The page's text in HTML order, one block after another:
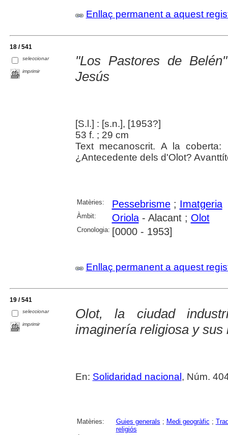
Enllaç permanent a aquest
18 / 541
seleccionar
imprimir
"Los Pastores de
Jesús
[S.l.] : [s.n.], [1953?]
53 f. ; 29 cm
Text mecanoscrit. A la
¿Antecedente dels d'Olot?
Matèries: Pessebrisme; Imatgeria
Àmbit: Oriola- Alacant ; Olot
Cronologia: [0000 - 1953]
Enllaç permanent a aquest
19 / 541
seleccionar
imprimir
Olot, la ciudad
imaginería religiosa y sus
En: Solidaridad nacional , Núm.
Matèries: Guies generals ; Medi geogràfic ;
religiós